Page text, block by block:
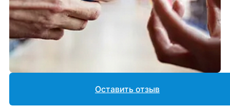
Оставить отзыв